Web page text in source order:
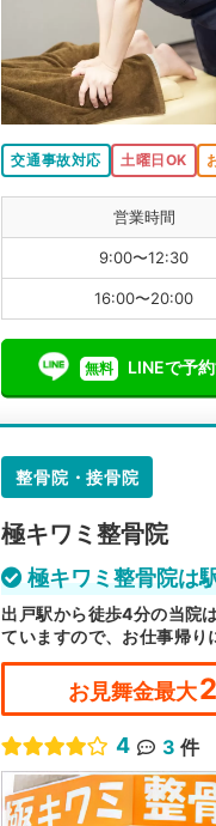
交通事故対応 土曜日OK
営業時間
9:00〜12:30
16:00〜20:00
無料 LINEで予
整骨院・接骨院
極キワミ整骨院
極キワミ整骨院は
出戸駅から徒歩4分の当院
ていますので、お仕事帰り
お見舞金最大
4 3 件